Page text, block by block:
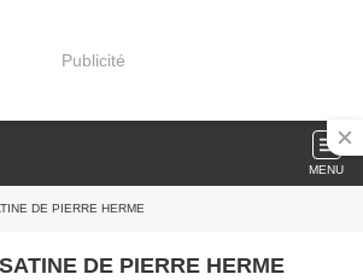
Publicité
MENU
DE PIERRE HERME
DE PIERRE HERME